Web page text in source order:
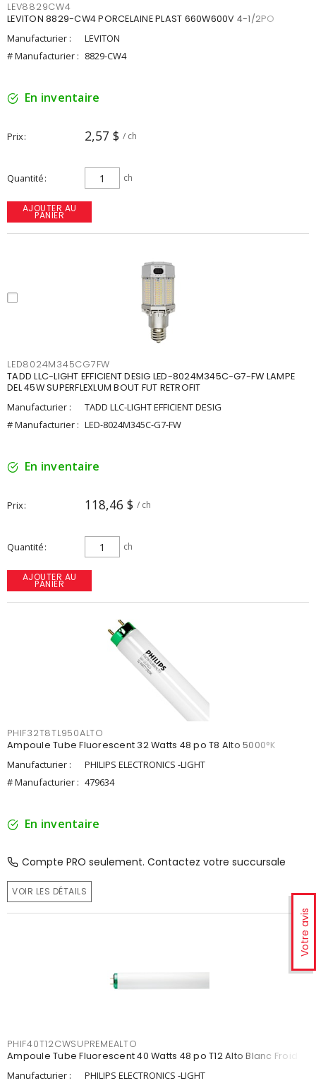
Votre avis
LEV8829CW4
LEVITON 8829-CW4 PORCELAINE PLAST 660W600V 4-1/2PO
Manufacturier :
LEVITON
# Manufacturier : 8829-CW4
En inventaire
Prix 2,57 $ / ch
Quantité ch
AJOUTER AU
PANIER
LED8024M345CG7FW
TADD LLC-LIGHT EFFICIENT DESIG LED-8024M345C-G7-FW LAMPE
DEL 45W SUPERFLEXLUM BOUT FUT RETROFIT
Manufacturier :
TADD LLC-LIGHT EFFICIENT DESIG
# Manufacturier : LED-8024M345C-G7-FW
En inventaire
Prix 118,46 $ / ch
Quantité ch
AJOUTER AU
PANIER
PHIF32T8TL950ALTO
Ampoule Tube Fluorescent 32 Watts 48 po T8 Alto 5000°K
Manufacturier :
PHILIPS ELECTRONICS -LIGHT
# Manufacturier : 479634
En inventaire
Compte PRO seulement. Contactez votre succursale
VOIR LES DÉTAILS
PHIF40T12CWSUPREMEALTO
Ampoule Tube Fluorescent 40 Watts 48 po T12 Alto Blanc Froid
Manufacturier :
PHILIPS ELECTRONICS -LIGHT